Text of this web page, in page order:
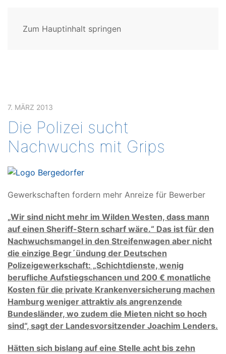
Zum Hauptinhalt springen
7. MÄRZ 2013
Die Polizei sucht
Nachwuchs mit Grips
Gewerkschaften fordern mehr Anreize für Bewerber
„Wir sind nicht mehr im Wilden Westen, dass mann
auf einen Sheriff-Stern scharf wäre.“ Das ist für den
Nachwuchsmangel in den Streifenwagen aber nicht
die einzige Begr´ündung der Deutschen
Polizeigewerkschaft: „Schichtdienste, wenig
berufliche Aufstiegschancen und 200 € monatliche
Kosten für die private Krankenversicherung machen
Hamburg weniger attraktiv als angrenzende
Bundesländer, wo zudem die Mieten nicht so hoch
sind“, sagt der Landesvorsitzender Joachim Lenders.
Hätten sich bislang auf eine Stelle acht bis zehn